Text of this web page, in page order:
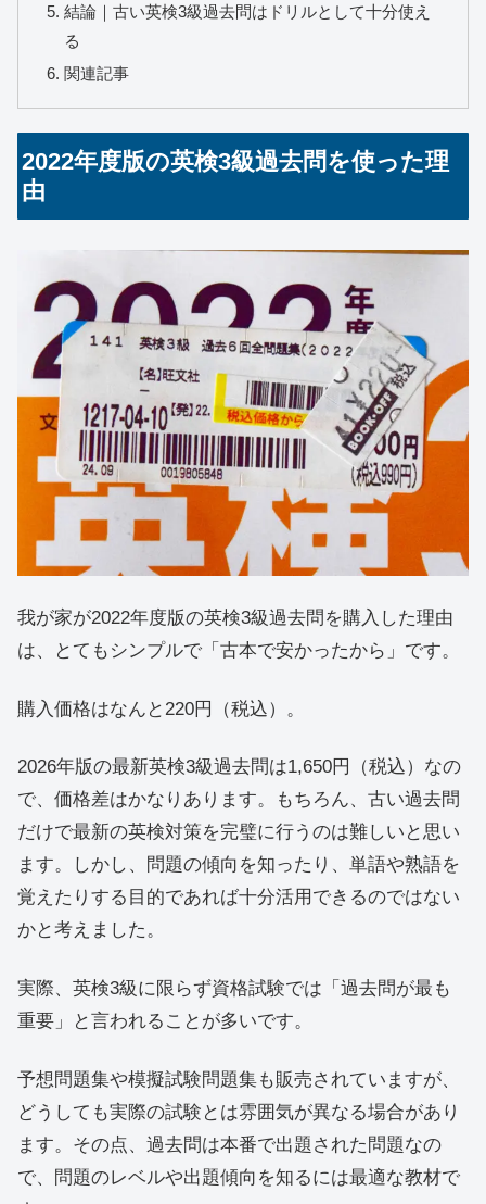
結論｜古い英検3級過去問はドリルとして十分使え
る
関連記事
2022年度版の英検3級過去問を使った理
由
我が家が2022年度版の英検3級過去問を購入した理由
は、とてもシンプルで「古本で安かったから」です。
購入価格はなんと220円（税込）。
2026年版の最新英検3級過去問は1,650円（税込）なの
で、価格差はかなりあります。もちろん、古い過去問
だけで最新の英検対策を完璧に行うのは難しいと思い
ます。しかし、問題の傾向を知ったり、単語や熟語を
覚えたりする目的であれば十分活用できるのではない
かと考えました。
実際、英検3級に限らず資格試験では「過去問が最も
重要」と言われることが多いです。
予想問題集や模擬試験問題集も販売されていますが、
どうしても実際の試験とは雰囲気が異なる場合があり
ます。その点、過去問は本番で出題された問題なの
で、問題のレベルや出題傾向を知るには最適な教材で